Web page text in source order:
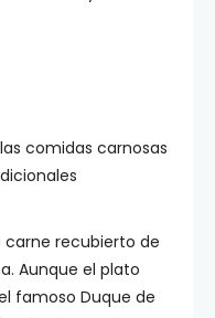
carne recubierto de
Aunque el plato
famoso Duque de